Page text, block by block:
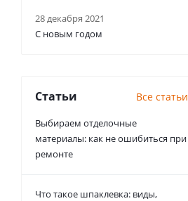
28 декабря 2021
С новым годом
Статьи Все статьи
Выбираем отделочные
материалы: как не ошибиться при
ремонте
Что такое шпаклевка: виды,